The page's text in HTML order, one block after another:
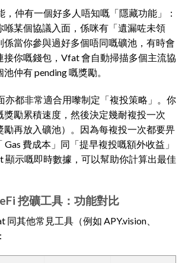
，仲有一個好多人唔知嘅「隱藏功能」：
喺某個協議入面，係咪有「遺漏咗未領
係當你參與過好多個唔同嘅礦池，有時會
接你嘅錢包，Vfat 會自動掃描多個主流協
仲有 pending 嘅獎勵。
亦都非常適合用嚟制定「複投策略」。你
獎勵累積速度，然後決定幾耐複投一次
勵再放入礦池）。因為每複投一次都要畀
Gas 費成本」同「提早複投嘅額外收益」
顯示嘅即時數據，可以幫助你計算出最佳
挖礦工具：功能對比
同其他常見工具（例如 APY.vision、